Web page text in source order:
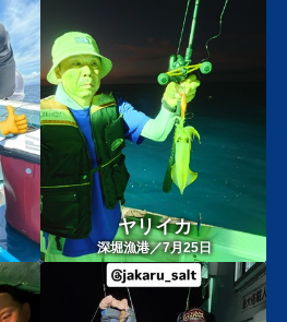
ヤリイカ
深堀漁港／7月25日